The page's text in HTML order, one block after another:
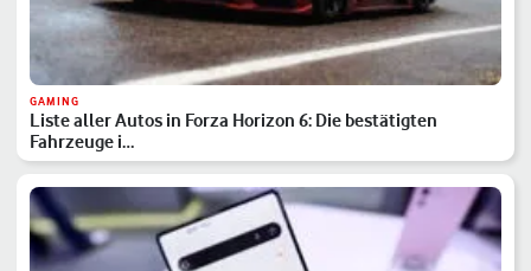
GAMING
Liste aller Autos in Forza Horizon 6: Die bestätigten
Fahrzeuge i…